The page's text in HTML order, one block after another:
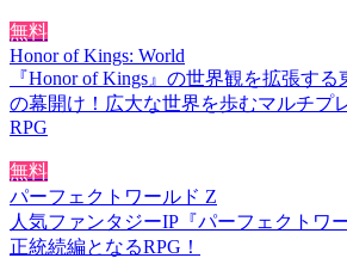
無料
Honor of Kings: World
『Honor of Kings』の世界観を拡張す
の幕開け！広大な世界を歩むマルチプ
RPG
無料
パーフェクトワールド Z
人気ファンタジーIP『パーフェクトワ
正統続編となるRPG！